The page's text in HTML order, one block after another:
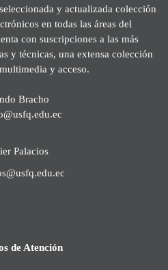
y actualizada colección
en todas las áreas del
con suscripciones a las más
y técnicas, una extensa colección
y acceso.
Bracho
Palacios
de Atención